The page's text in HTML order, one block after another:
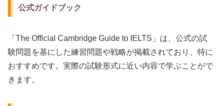
公式ガイドブック
「The Official Cambridge Guide to IELTS」は、公式の試
験問題を基にした練習問題や戦略が掲載されており、特に
おすすめです。実際の試験形式に近い内容で学ぶことがで
きます。